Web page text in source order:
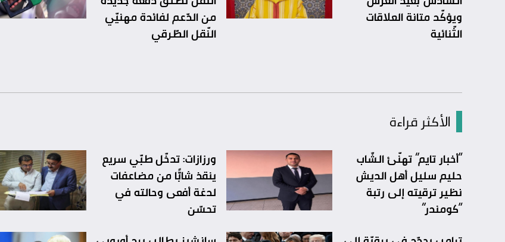
ويؤكّد متانة العلاقات
الثّنائية
من الدّعم لفائدة مهنيّي
النّقل الطّرقي
الأكثر قراءة
“أخبار تايم” تهنّئ الشّاب
حليم سليل أهل الديش
نظير ترقيته إلى رتبة
“كومندر”
ورزازات: تدخّل طبّي سريع
ينقذ شابًّا من مضاعفات
لدغة أفعى وحالته في
تحسّن